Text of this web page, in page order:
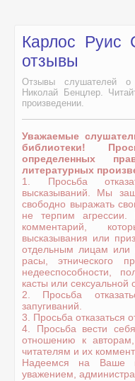
Карлос Руис
отзывы
Отзывы слушателей о
Николай Бенцлер.
произведении.
Уважаемые
библиотеки!
определенных
литературных
1. Просьба
высказываний. Мы
свободно выражать
не терпим агрессии.
комментарий,
высказывания или
отдельным лицам или
расы, этнического
недееспособности,
касты или сексуальной
2. Просьба
запугиваний.
3. Просьба отказаться
4. Просьба вести
отношению к
читателям и их
Надеемся на Ваше
уважением,